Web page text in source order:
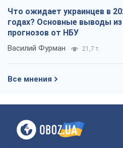
Что ожидает украинцев в
годах? Основные выводы
прогнозов от НБУ
Василий Фурман 21,7 т.
Все мнения